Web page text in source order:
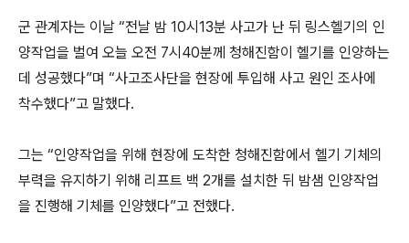
군 관계자는 이날 “전날 밤 10시13분 사고가 난 뒤 링스헬기의 인
양작업을 벌여 오늘 오전 7시40분께 청해진함이 헬기를 인양하는
데 성공했다”며 “사고조사단을 현장에 투입해 사고 원인 조사에
착수했다”고 말했다.
그는 “인양작업을 위해 현장에 도착한 청해진함에서 헬기 기체의
부력을 유지하기 위해 리프트 백 2개를 설치한 뒤 밤샘 인양작업
을 진행해 기체를 인양했다”고 전했다.